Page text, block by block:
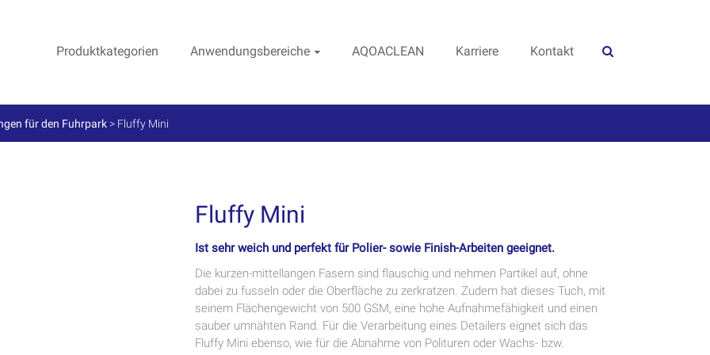
Produktkategorien Anwendungsbereiche AQOACLEAN Karriere Kontakt
für den Fuhrpark > Fluffy Mini
Fluffy Mini
Ist sehr weich und perfekt für Polier- sowie Finish-Arbeiten geeignet.
Die kurzen-mittellangen Fasern sind flauschig und nehmen Partikel auf, ohne
dabei zu fusseln oder die Oberfläche zu zerkratzen. Zudem hat dieses Tuch, mit
seinem Flächengewicht von 500 GSM, eine hohe Aufnahmefähigkeit und einen
sauber umnähten Rand. Für die Verarbeitung eines Detailers eignet sich das
Fluffy Mini ebenso, wie für die Abnahme von Polituren oder Wachs- bzw.